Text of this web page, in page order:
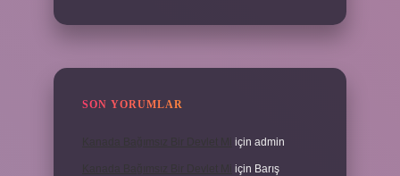
SON YORUMLAR
için admin
için Barış